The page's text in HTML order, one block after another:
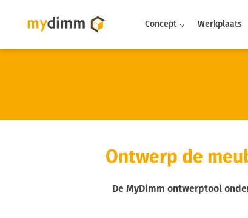
Concept Werkplaats
Ontwerp de
De MyDimm ontwerptool